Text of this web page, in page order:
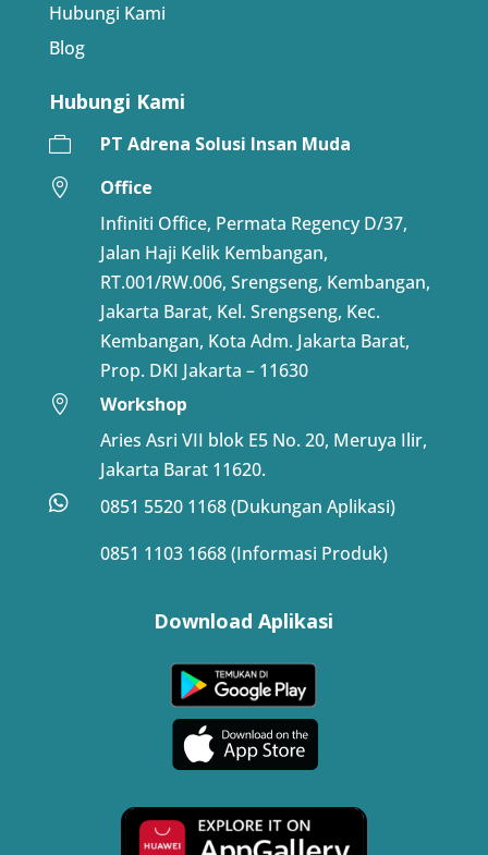
Hubungi Kami
Blog
Hubungi Kami
 PT Adrena Solusi Insan Muda

Office
Infiniti Office, Permata Regency D/37,
Jalan Haji Kelik Kembangan,
RT.001/RW.006, Srengseng, Kembangan,
Jakarta Barat, Kel. Srengseng, Kec.
Kembangan, Kota Adm. Jakarta Barat,
Prop. DKI Jakarta – 11630

Workshop
Aries Asri VII blok E5 No. 20, Meruya Ilir,
Jakarta Barat 11620.

0851 5520 1168 (Dukungan Aplikasi)
0851 1103 1668 (Informasi Produk)
Download Aplikasi